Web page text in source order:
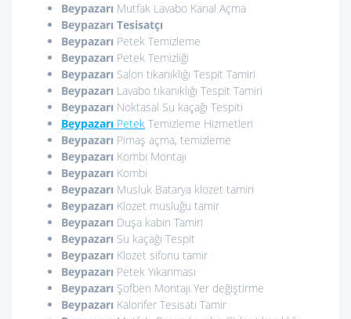
Beypazarı Mutfak Lavabo Kanal Açma
Beypazarı Tesisatçı
Beypazarı Petek Temizleme
Beypazarı Petek Temizliği
Beypazarı Salon tıkanıklığı Tespit Tamiri
Beypazarı Lavabo tıkanıklığı Tespit Tamiri
Beypazarı Noktasal Su kaçağı Tespiti
Beypazarı Petek Temizleme Hizmetleri
Beypazarı Pimaş açma, temizleme
Beypazarı Kombi Montajı
Beypazarı Kombi
Beypazarı Musluk Batarya klozet tamiri
Beypazarı Klozet musluğu tamir
Beypazarı Duşa kabin Tamiri
Beypazarı Su kaçağı Tespit
Beypazarı Klozet sifonu tamir
Beypazarı Petek Yıkanması
Beypazarı Şofben Montajı Yer değiştirme
Beypazarı Kalorifer Tesisatı Tamir